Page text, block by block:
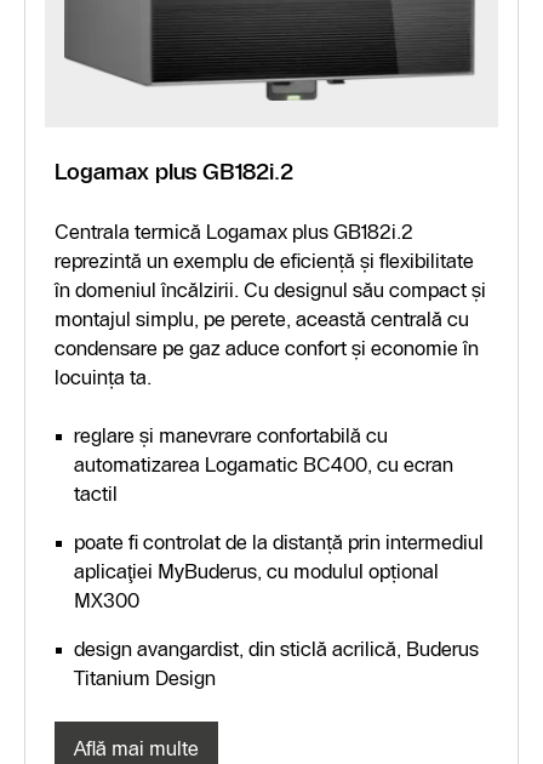
Logamax plus GB182i.2
Centrala termică Logamax plus GB182i.2
reprezintă un exemplu de eficiență și flexibilitate
în domeniul încălzirii. Cu designul său compact și
montajul simplu, pe perete, această centrală cu
condensare pe gaz aduce confort și economie în
locuința ta.
reglare şi manevrare confortabilă cu
automatizarea Logamatic BC400, cu ecran
tactil
poate fi controlat de la distanță prin intermediul
aplicaţiei MyBuderus, cu modulul opțional
MX300
design avangardist, din sticlă acrilică, Buderus
Titanium Design
Află mai multe